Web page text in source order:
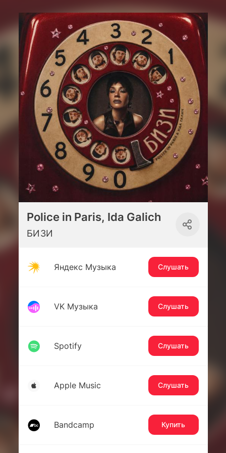
Police in Paris, Ida Galich
БИЗИ
Яндекс Музыка Слушать
VK Музыка Слушать
Spotify Слушать
Apple Music Слушать
Bandcamp Купить